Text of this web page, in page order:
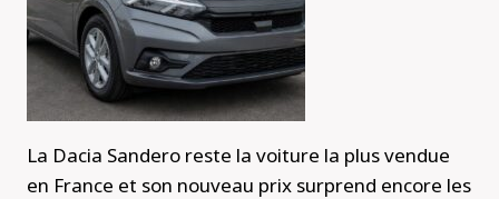
La Dacia Sandero reste la voiture la plus vendue
en France et son nouveau prix surprend encore les